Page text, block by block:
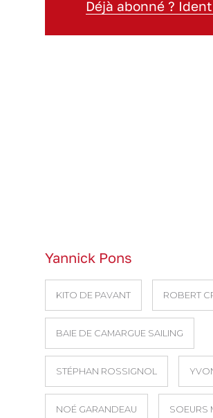
Déjà abonné ?
Yannick Pons
KITO DE PAVANT ROBERT
BAIE DE CAMARGUE SAILING
STÉPHAN ROSSIGNOL
NOÉ GARANDEAU SOEURS